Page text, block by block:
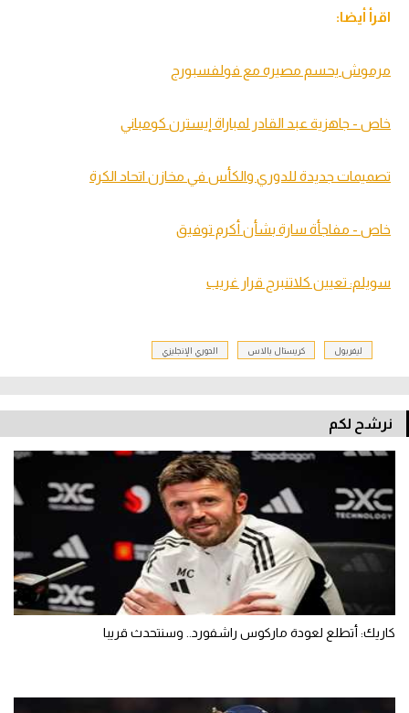
اقرأ أيضا:
مرموش يحسم مصيره مع فولفسبورج
خاص - جاهزية عبد القادر لمباراة إيسترن كومباني
تصميمات جديدة للدوري والكأس في مخازن اتحاد الكرة
خاص - مفاجأة سارة بشأن أكرم توفيق
سويلم: تعيين كلاتنبرج قرار غريب
ليفربول كريستال بالاس الدوري الإنجليزي
نرشح لكم
كاريك: أتطلع لعودة ماركوس راشفورد.. وسنتحدث قريبا